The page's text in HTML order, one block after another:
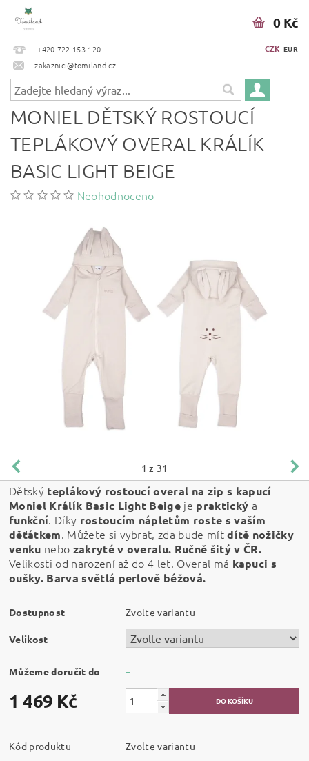
+420 722 153 120
zakaznici@tomiland.cz
CZK EUR
0 Kč
MONIEL DĚTSKÝ ROSTOUCÍ
TEPLÁKOVÝ OVERAL KRÁLÍK
BASIC LIGHT BEIGE
Neohodnoceno
1 z 31
Dětský teplákový rostoucí overal na zip s kapucí
Moniel Králík Basic Light Beige je praktický a
funkční. Díky rostoucím nápletům roste s vaším
děťátkem. Můžete si vybrat, zda bude mítdítě nožičky
venku nebo zakryté v overalu. Ručně šitý v ČR.
Velikosti od narození až do 4 let. Overal má kapuci s
oušky. Barva světlá perlově béžová.
Dostupnost Zvolte variantu
Velikost
Můžeme doručit do –
1 469 Kč
Kód produktu
Zvolte variantu